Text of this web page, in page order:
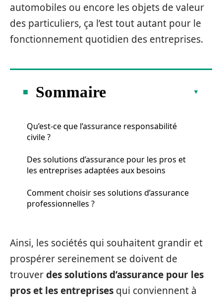
automobiles ou encore les objets de valeur
des particuliers, ça l’est tout autant pour le
fonctionnement quotidien des entreprises.
Sommaire
Qu’est-ce que l’assurance responsabilité
civile ?
Des solutions d’assurance pour les pros et
les entreprises adaptées aux besoins
Comment choisir ses solutions d’assurance
professionnelles ?
Ainsi, les sociétés qui souhaitent grandir et
prospérer sereinement se doivent de
trouverdes solutions d’assurance pour les
pros et les entreprises qui conviennent à